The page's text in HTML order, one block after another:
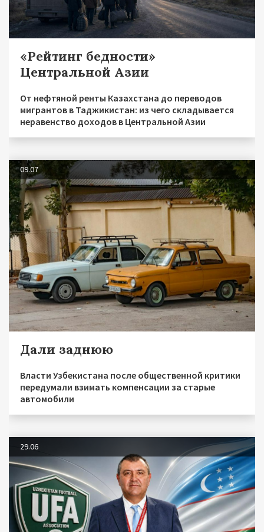
«Рейтинг бедности»
Центральной Азии
От нефтяной ренты Казахстана до переводов
мигрантов в Таджикистан: из чего складывается
неравенство доходов в Центральной Азии
09.07
Дали заднюю
Власти Узбекистана после общественной критики
передумали взимать компенсации за старые
автомобили
29.06